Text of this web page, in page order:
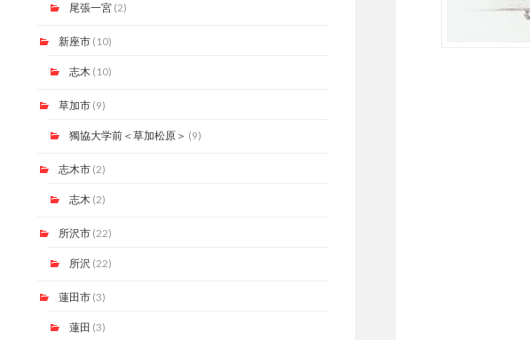
尾張一宮(2)
新座市(10)
志木(10)
草加市(9)
獨協大学前＜草加松原＞ (9)
志木市(2)
志木 (2)
所沢市(22)
所沢 (22)
蓮田市(3)
蓮田 (3)